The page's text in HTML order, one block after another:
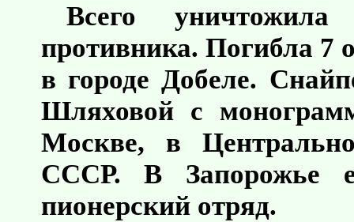
Всего
противника. Погибла 7
в городе Добеле.
Шляховой с
Москве, в
СССР. В Запорожье
пионерский отряд.